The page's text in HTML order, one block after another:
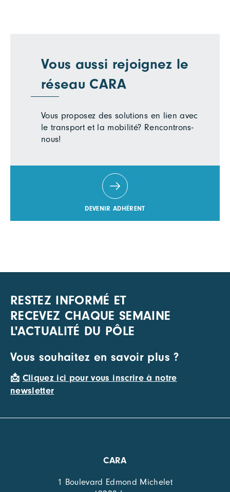
Vous aussi rejoignez le
réseau CARA
Vous proposez des solutions en lien avec
le transport et la mobilité? Rencontrons-
nous!
DEVENIR ADHÉRENT
RESTEZ INFORMÉ ET
RECEVEZ CHAQUE SEMAINE
L'ACTUALITÉ DU PÔLE
Vous souhaitez en savoir plus ?
📩 Cliquez ici pour vous inscrire à notre
newsletter
CARA
1 Boulevard Edmond Michelet